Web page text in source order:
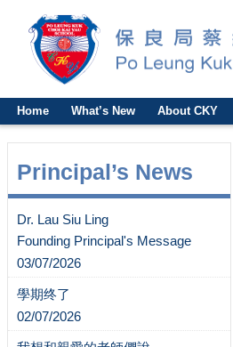
Home What’s New About CKY
Principal’s News
Dr. Lau Siu Ling
Founding Principal's Message
03/07/2026
學期终了
02/07/2026